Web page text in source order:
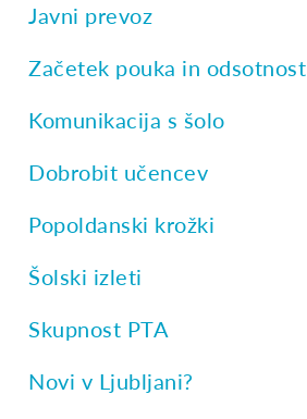
Javni prevoz
Začetek pouka in odsotnost
Komunikacija s šolo
Dobrobit učencev
Popoldanski krožki
Šolski izleti
Skupnost PTA
Novi v Ljubljani?